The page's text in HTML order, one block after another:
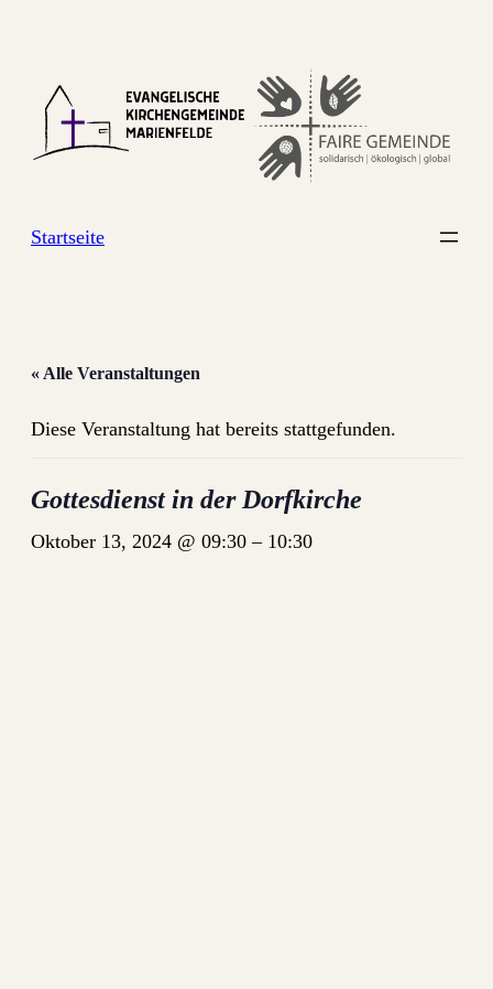
Startseite
« Alle Veranstaltungen
Diese Veranstaltung hat bereits stattgefunden.
Gottesdienst in der Dorfkirche
Oktober 13, 2024 @ 09:30 – 10:30